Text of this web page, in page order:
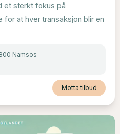
et sterkt fokus på
at hver transaksjon blir en
Namsos
Motta tilbud